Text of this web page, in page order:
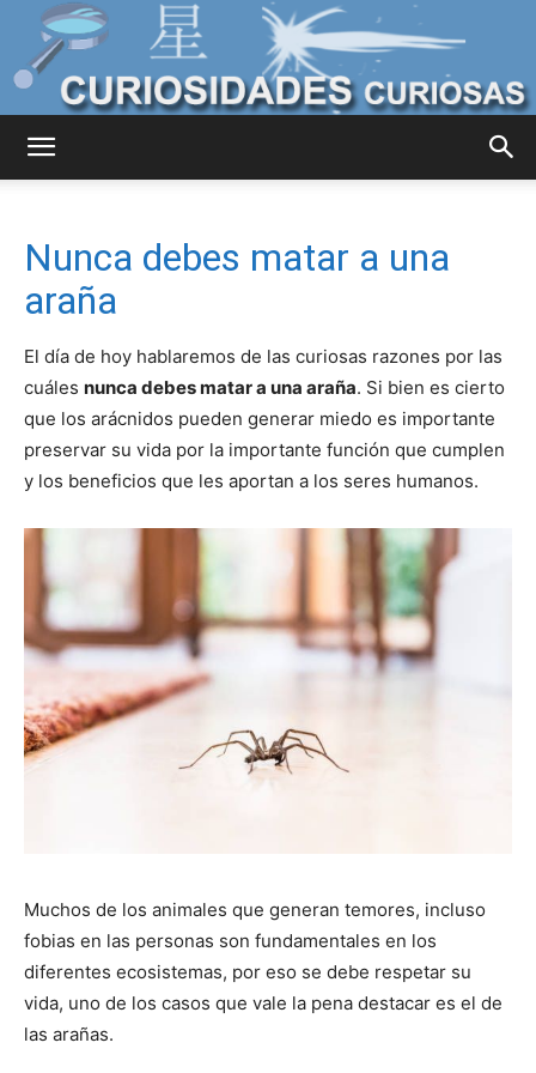
Curiosas
del
Mundo
Nunca debes matar a una
araña
El día de hoy hablaremos de las curiosas razones por las
cuáles nunca debes matar a una araña. Si bien es cierto
que los arácnidos pueden generar miedo es importante
preservar su vida por la importante función que cumplen
y los beneficios que les aportan a los seres humanos.
Muchos de los animales que generan temores, incluso
fobias en las personas son fundamentales en los
diferentes ecosistemas, por eso se debe respetar su
vida, uno de los casos que vale la pena destacar es el de
las arañas.